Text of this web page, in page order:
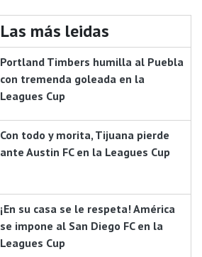
Las más leidas
Portland Timbers humilla al Puebla
con tremenda goleada en la
Leagues Cup
Con todo y morita, Tijuana pierde
ante Austin FC en la Leagues Cup
¡En su casa se le respeta! América
se impone al San Diego FC en la
Leagues Cup